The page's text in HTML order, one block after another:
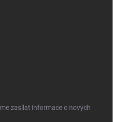
zasílat informace o nových